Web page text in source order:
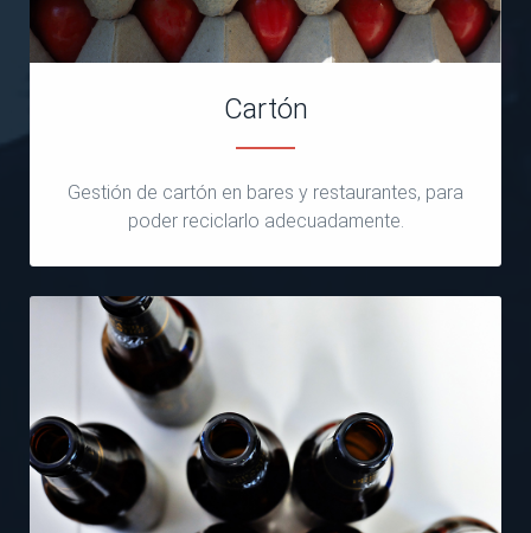
Cartón
Gestión de cartón en bares y restaurantes, para
poder reciclarlo adecuadamente.